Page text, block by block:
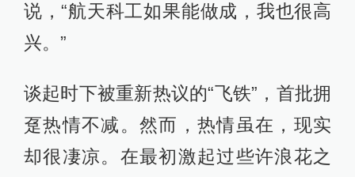
说，“航天科工如果能做成，我也很高
兴。”
谈起时下被重新热议的“飞铁”，首批拥
趸热情不减。然而，热情虽在，现实
却很凄凉。在最初激起过些许浪花之